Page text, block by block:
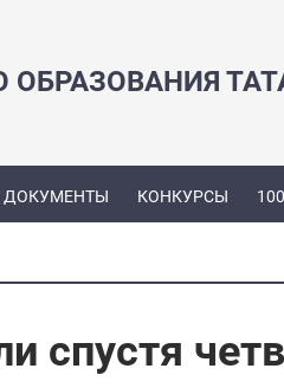
ОБРАЗОВАНИЯ
ДОКУМЕНТЫ КОНКУРСЫ
спустя